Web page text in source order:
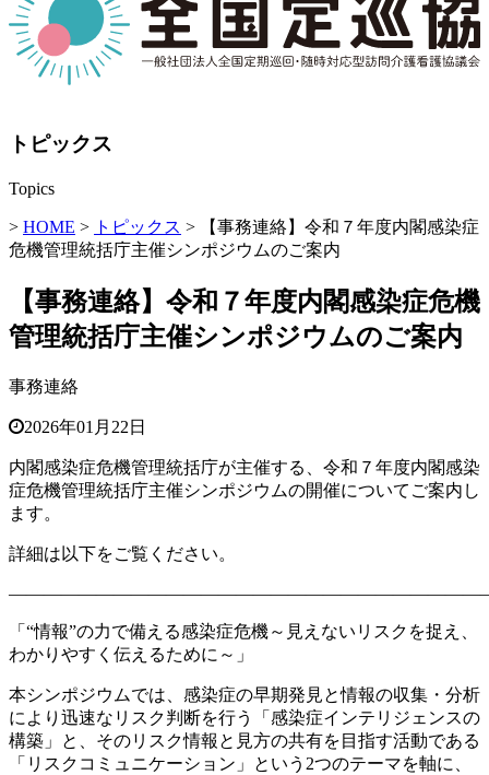
トピックス
Topics
> HOME > トピックス > 【事務連絡】令和７年度内閣感染症
危機管理統括庁主催シンポジウムのご案内
【事務連絡】令和７年度内閣感染症危機
管理統括庁主催シンポジウムのご案内
事務連絡
2026年01月22日
内閣感染症危機管理統括庁が主催する、令和７年度内閣感染
症危機管理統括庁主催シンポジウムの開催についてご案内し
ます。
詳細は以下をご覧ください。
「“情報”の力で備える感染症危機～見えないリスクを捉え、
わかりやすく伝えるために～」
本シンポジウムでは、感染症の早期発見と情報の収集・分析
により迅速なリスク判断を行う「感染症インテリジェンスの
構築」と、そのリスク情報と見方の共有を目指す活動である
「リスクコミュニケーション」という2つのテーマを軸に、